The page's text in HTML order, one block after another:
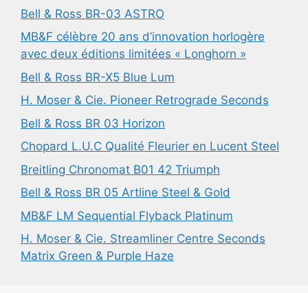
Bell & Ross BR-03 ASTRO
MB&F célèbre 20 ans d’innovation horlogère
avec deux éditions limitées « Longhorn »
Bell & Ross BR-X5 Blue Lum
H. Moser & Cie. Pioneer Retrograde Seconds
Bell & Ross BR 03 Horizon
Chopard L.U.C Qualité Fleurier en Lucent Steel
Breitling Chronomat B01 42 Triumph
Bell & Ross BR 05 Artline Steel & Gold
MB&F LM Sequential Flyback Platinum
H. Moser & Cie. Streamliner Centre Seconds
Matrix Green & Purple Haze